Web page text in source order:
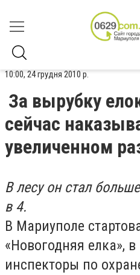
10:00, 24 грудня 2010 р.
За вырубку
сейчас
увеличенном
В лесу он стал
в 4.
В Мариуполе
«Новогодняя елка»,
инспекторы по